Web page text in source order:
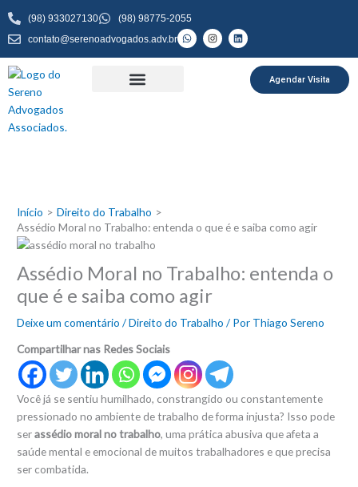
para
conteúdo
(98) 933027130
(98) 98775-2055
contato@serenoadvogados.adv.br
W
h
a
t
I
n
s
t
L
i
n
k
Agendar Visita
Início
Direito do Trabalho
Assédio Moral no Trabalho: entenda o que é e saiba como agir
Assédio Moral no Trabalho: entenda o
que é e saiba como agir
Deixe um comentário /Direito do Trabalho / Por Thiago Sereno
Compartilhar nas Redes Sociais
Você já se sentiu humilhado, constrangido ou constantemente
pressionado no ambiente de trabalho de forma injusta? Isso pode
serassédio moral no trabalho, uma prática abusiva que afeta a
saúde mental e emocional de muitos trabalhadores e que precisa
ser combatida.